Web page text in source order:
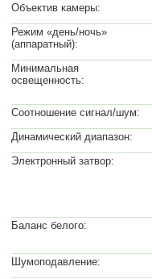
Объектив камеры:
Режим «день/ночь»
(аппаратный):
Минимальная
освещенность:
Соотношение сигнал/шум:
Динамический диапазон:
Электронный затвор:
Баланс белого:
Шумоподавление: